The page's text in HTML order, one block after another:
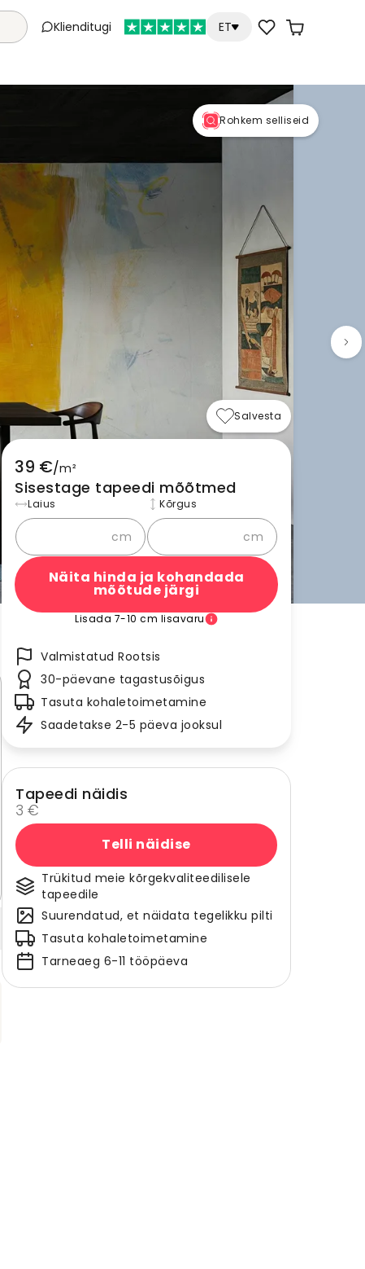
Klienditugi ET
Rohkem selliseid
Salvesta
39 €/m²
Sisestage tapeedi mõõtmed
Laius
cm
Kõrgus
cm
Näita hinda ja kohandada
mõõtude järgi
Lisada 7-10 cm lisavaru
Valmistatud Rootsis
30-päevane tagastusõigus
Tasuta kohaletoimetamine
Saadetakse 2-5 päeva jooksul
Tapeedi näidis
3 €
Telli näidise
Trükitud meie kõrgekvaliteedilisele
tapeedile
Suurendatud, et näidata tegelikku pilti
Tasuta kohaletoimetamine
Tarneaeg 6-11 tööpäeva